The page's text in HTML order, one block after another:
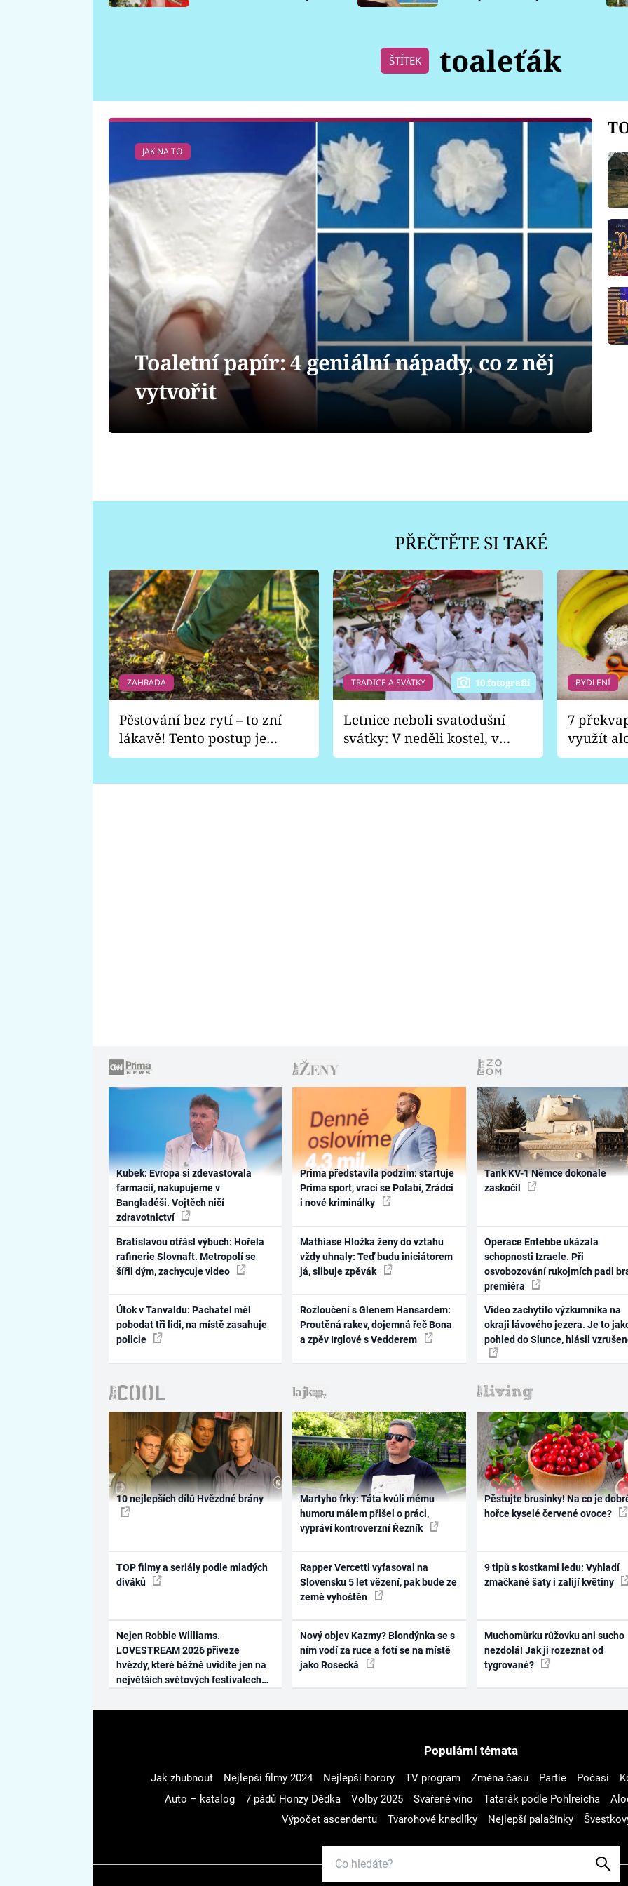
ŠTÍTEK toaleťák
JAK NA TO
Toaletní papír: 4 geniální nápady, co z něj
vytvořit
PŘEČTĚTE SI TAKÉ
ZAHRADA
Pěstování bez rytí – to zní
lákavě! Tento postup je
vhodný jen pro některé
TRADICE A SVÁTKY 10 fotografií
Letnice neboli svatodušní
svátky: V neděli kostel, v
pondělí zábava
BYDLENÍ
7
využít
Kubek: Evropa si zdevastovala
farmacii, nakupujeme v
Bangladéši. Vojtěch ničí
zdravotnictví
Bratislavou otřásl výbuch: Hořela
rafinerie Slovnaft. Metropolí se
šířil dým, zachycuje video
Útok v Tanvaldu: Pachatel měl
pobodat tři lidi, na místě zasahuje
policie
Prima představila podzim: startuje
Prima sport, vrací se Polabí, Zrádci
i nové kriminálky
Mathiase Hložka ženy do vztahu
vždy uhnaly: Teď budu iniciátorem
já, slibuje zpěvák
Rozloučení s Glenem Hansardem:
Proutěná rakev, dojemná řeč Bona
a zpěv Irglové s Vedderem
Tank KV-1 Němce dokonale
zaskočil
Operace Entebbe ukázala
schopnosti Izraele. Při
osvobozování rukojmích padl
premiéra
Video zachytilo výzkumníka na
okraji lávového jezera. Je to
pohled do Slunce, hlásil
10 nejlepších dílů Hvězdné brány
TOP filmy a seriály podle mladých
diváků
Nejen Robbie Williams.
LOVESTREAM 2026 přiveze
hvězdy, které běžně uvidíte jen na
největších světových festivalech
Martyho frky: Táta kvůli mému
humoru málem přišel o práci,
vypráví kontroverzní Řezník
Rapper Vercetti vyfasoval na
Slovensku 5 let vězení, pak bude ze
země vyhoštěn
Nový objev Kazmy? Blondýnka se s
ním vodí za ruce a fotí se na místě
jako Rosecká
Pěstujte brusinky! Na co je
hořce kyselé červené ovoce?
9 tipů s kostkami ledu: Vyhladí
zmačkané šaty i zalijí květiny
Muchomůrku růžovku ani sucho
nezdolá! Jak ji rozeznat od
tygrované?
Populární témata
Jak zhubnout Nejlepší filmy 2024 Nejlepší horory TV program Změna času Partie Počasí
Auto – katalog
7 pádů Honzy Dědka Volby 2025 Svařené víno Tatarák podle Pohlreicha
Výpočet ascendentu
Tvarohové knedlíky Nejlepší palačinky